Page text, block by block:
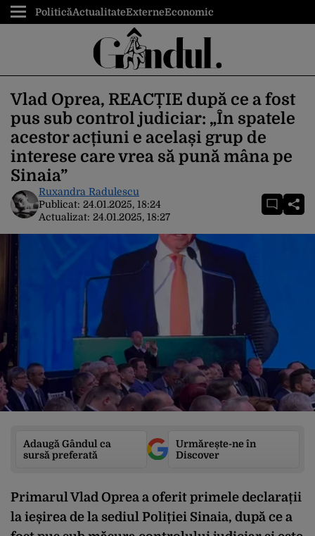
PoliticăActualitateExterneEconomic
Vlad Oprea, REACȚIE după ce a fost
pus sub control judiciar: „În spatele
acestor acțiuni e același grup de
interese care vrea să pună mâna pe
Sinaia”
Ruxandra Radulescu
Publicat: 24.01.2025, 18:24
Actualizat: 24.01.2025, 18:27
Adaugă Gândul ca
sursă preferată
Urmărește-ne în
Discover
Primarul Vlad Oprea a oferit primele declarații
la ieșirea de la sediul Poliției Sinaia, după ce a